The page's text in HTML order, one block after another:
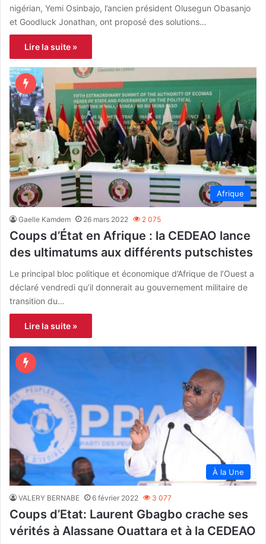
nigérian, Yemi Osinbajo, l’ancien président Olusegun Obasanjo
et Goodluck Jonathan, ont proposé des solutions…
Lire la suite »
Afrique
Gaelle Kamdem 26 mars 2022 2 075
Coups d’État en Afrique : la CEDEAO lance
des ultimatums aux différents putschistes
Le principal bloc politique et économique d’Afrique de l’Ouest a
déclaré vendredi qu’il donnerait au gouvernement militaire de
transition du…
Lire la suite »
À la Une
VALERY BERNABE 6 février 2022 3 077
Coups d’Etat: Laurent Gbagbo crache ses
vérités à Alassane Ouattara et à la CEDEAO